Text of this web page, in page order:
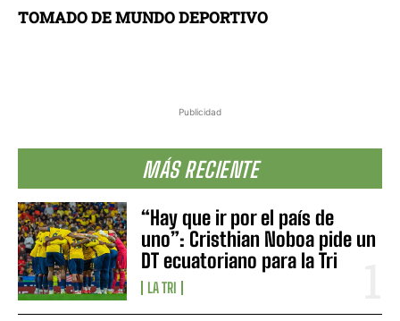
Publicidad
MÁS RECIENTE
“Hay que ir por el país de
uno”: Cristhian Noboa pide un
DT ecuatoriano para la Tri
LA TRI
TOMADO DE MUNDO DEPORTIVO